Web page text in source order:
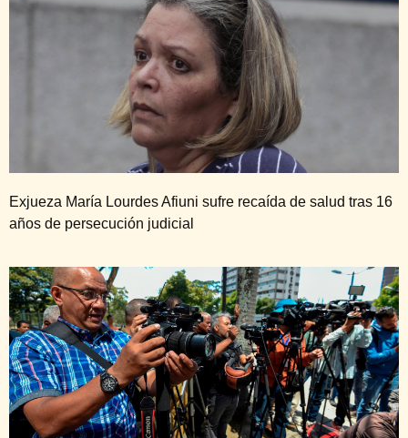
Exjueza María Lourdes Afiuni sufre recaída de salud tras 16
años de persecución judicial